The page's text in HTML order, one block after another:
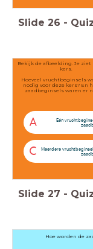
Slide 26 -
Bekijk de afbeelding. Je ziet
kers.
Hoeveel vruchtbeginsels
nodig voor deze kers? En
zaadbeginsels waren er
A
Eén
C
Meerdere
Slide 27 -
Hoe worden de